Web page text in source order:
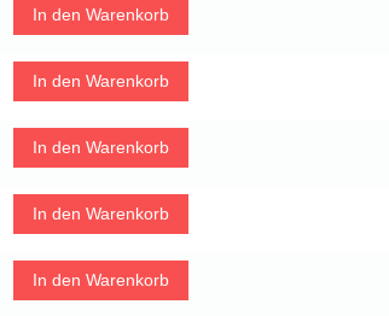
In den Warenkorb
In den Warenkorb
In den Warenkorb
In den Warenkorb
In den Warenkorb